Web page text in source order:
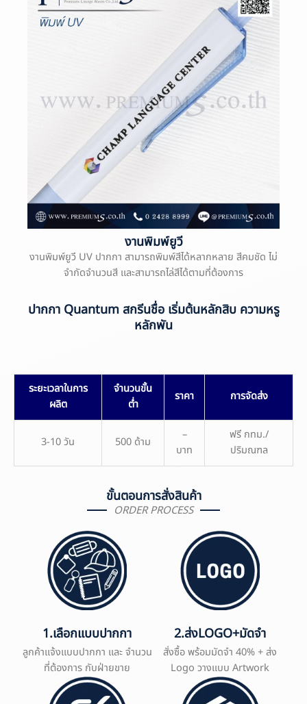
งานพิมพ์ยูวี
งานพิมพ์ยูวี UV ปากกา สามารถพิมพ์สีได้หลากหลาย สีคมชัด ไม่
จำกัดจำนวนสี และสามารถไล่สีได้ตามที่ต้องการ
ปากกา Quantum สกรีนชื่อ เริ่มต้นหลักสิบ ความหรู
หลักพัน
ระยะเวลาในการ
ผลิต
จำนวนขั้น
ต่ำ
ราคา การจัดส่ง
3-10 วัน 500 ด้าม
–
บาท
ฟรี กทม./
ปริมณฑล
ขั้นตอนการสั่งสินค้า
ORDER PROCESS
1.เลือกแบบปากกา
ลูกค้าแจ้งแบบปากกา และ จำนวน
ที่ต้องการ กับฝ่ายขาย
2.ส่งLOGO+มัดจำ
สั่งซื้อ พร้อมมัดจำ 40% + ส่ง
Logo วางแบบ Artwork